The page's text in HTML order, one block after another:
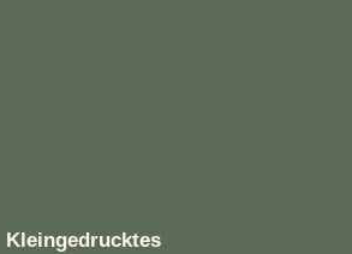
Kleingedrucktes